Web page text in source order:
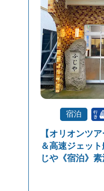
宿泊
【オリオンツ
＆高速ジェッ
じや《宿泊》素